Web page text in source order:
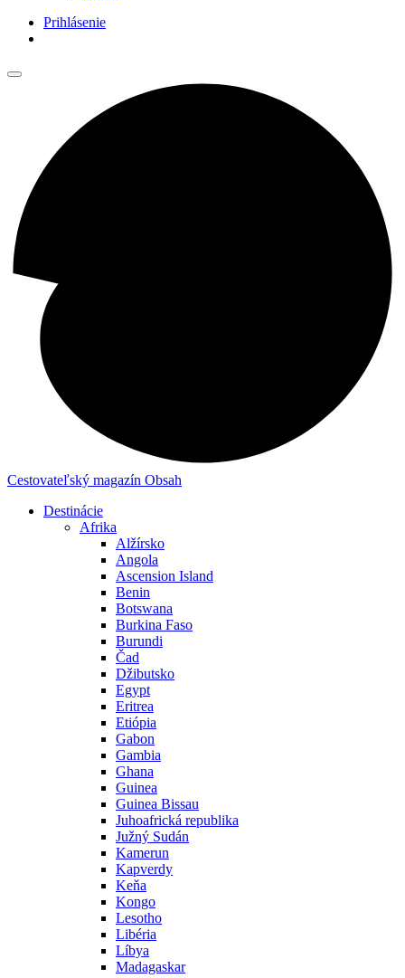
Prihlásenie
Cestovateľský magazín Obsah
Destinácie
Afrika
Alžírsko
Angola
Ascension Island
Benin
Botswana
Burkina Faso
Burundi
Čad
Džibutsko
Egypt
Eritrea
Etiópia
Gabon
Gambia
Ghana
Guinea
Guinea Bissau
Juhoafrická republika
Južný Sudán
Kamerun
Kapverdy
Keňa
Kongo
Lesotho
Libéria
Líbya
Madagaskar